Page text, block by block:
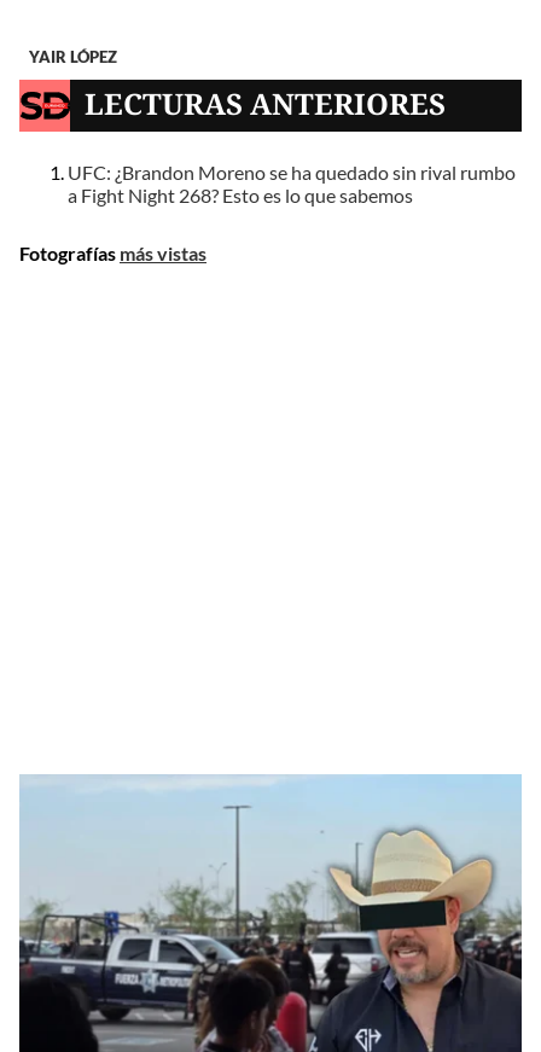
YAIR LÓPEZ
LECTURAS ANTERIORES
UFC: ¿Brandon Moreno se ha quedado sin rival rumbo
a Fight Night 268? Esto es lo que sabemos
Fotografías más vistas